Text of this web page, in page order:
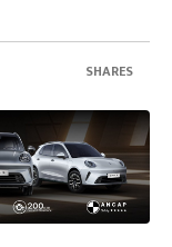
SHARES